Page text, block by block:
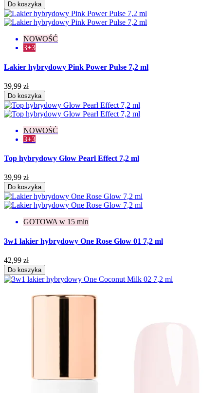
Do koszyka
NOWOŚĆ
3+3
Lakier hybrydowy Pink Power Pulse 7,2 ml
39,99 zł
Do koszyka
NOWOŚĆ
3+3
Top hybrydowy Glow Pearl Effect 7,2 ml
39,99 zł
Do koszyka
GOTOWA w 15 min
3w1 lakier hybrydowy One Rose Glow 01 7,2 ml
42,99 zł
Do koszyka